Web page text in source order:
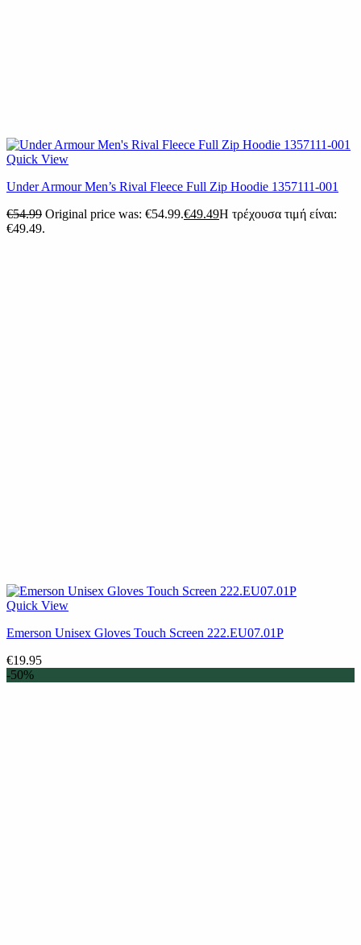
Quick View
Under Armour Men’s Rival Fleece Full Zip Hoodie 1357111-001
€54.99 Original price was: €54.99.€49.49Η τρέχουσα τιμή είναι:
€49.49.
Quick View
Emerson Unisex Gloves Touch Screen 222.EU07.01P
€19.95
-50%